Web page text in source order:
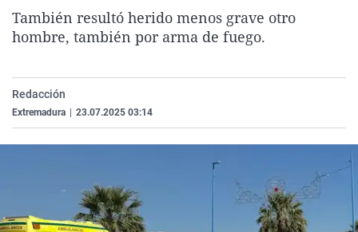
La rosa de los vientos
Gente viajera
Caso
Retornados
Extremadura
Galicia
País Vasco
Virales
Televisión
También resultó herido menos grave otro
hombre, también por arma de fuego.
Redacción
Extremadura 23.07.2025 03:14